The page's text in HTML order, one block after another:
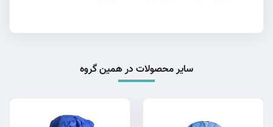
سایر محصولات در همین گروه